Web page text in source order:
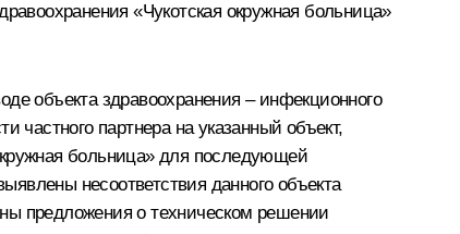
«Чукотская окружная больница»
объекта здравоохранения – инфекционного
частного партнера на указанный объект,
больница» для последующей
несоответствия данного объекта
предложения о техническом решении